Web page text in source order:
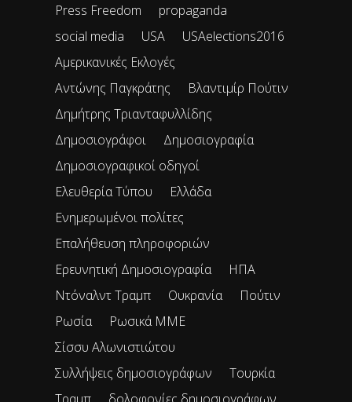
Press Freedom
propaganda
social media
USA
USAelections2016
Αμερικανικές Εκλογές
Αντώνης Παγκράτης
Βλαντιμίρ Πούτιν
Δημήτρης Τριανταφυλλίδης
Δημοσιογράφοι
Δημοσιογραφία
Δημοσιογραφικοί οδηγοί
Ελευθερία Τύπου
Ελλάδα
Ενημερωμένοι πολίτες
Επαλήθευση πληροφοριών
Ερευνητική Δημοσιογραφία
ΗΠΑ
Ντόναλντ Τραμπ
Ουκρανία
Πούτιν
Ρωσία
Ρωσικά ΜΜΕ
Σίσσυ Αλωνιστιώτου
Συλλήψεις δημοσιογράφων
Τουρκία